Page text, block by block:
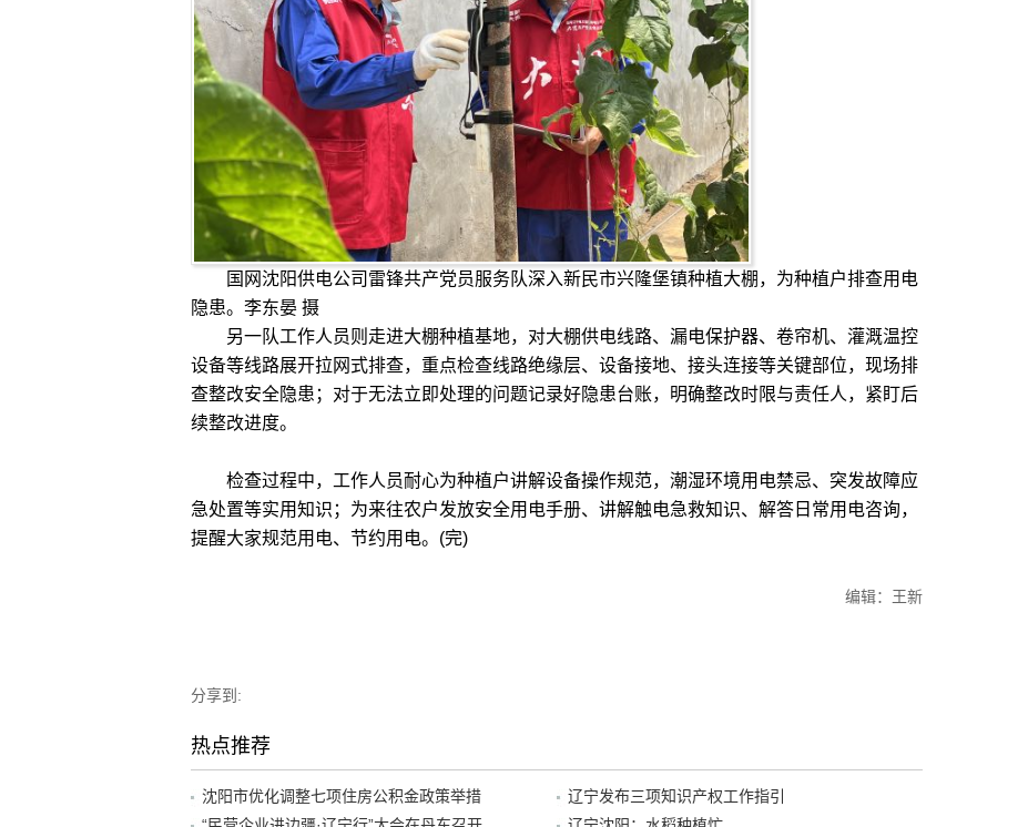
国网沈阳供电公司雷锋共产党员服务队深入新民市兴隆堡镇种植大棚，为种植户排查用电
隐患。李东晏 摄
另一队工作人员则走进大棚种植基地，对大棚供电线路、漏电保护器、卷帘机、灌溉温控
设备等线路展开拉网式排查，重点检查线路绝缘层、设备接地、接头连接等关键部位，现场排
查整改安全隐患；对于无法立即处理的问题记录好隐患台账，明确整改时限与责任人，紧盯后
续整改进度。
检查过程中，工作人员耐心为种植户讲解设备操作规范，潮湿环境用电禁忌、突发故障应
急处置等实用知识；为来往农户发放安全用电手册、讲解触电急救知识、解答日常用电咨询，
提醒大家规范用电、节约用电。(完)
编辑：王新
分享到:
热点推荐
沈阳市优化调整七项住房公积金政策举措
辽宁发布三项知识产权工作指引